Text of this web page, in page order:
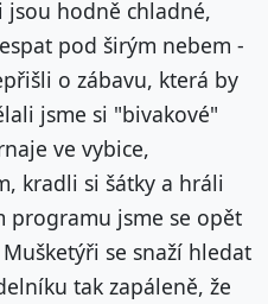
jsou hodně chladné,
pod širým nebem -
o zábavu, která by
jsme si "bivakové"
ve vybice,
kradli si šátky a hráli
jsme se opět
se snaží hledat
tak zapáleně, že